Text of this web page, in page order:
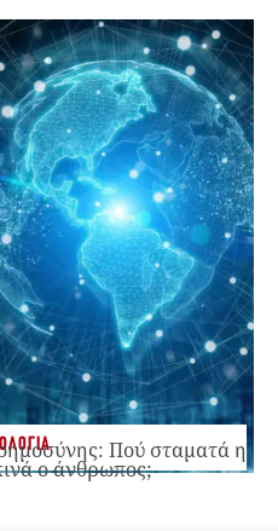
Πού σταματά η
ο άνθρωπος;